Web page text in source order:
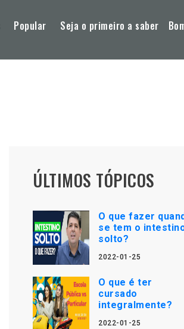
Popular Seja o primeiro a saber
ÚLTIMOS TÓPICOS
O que fazer
se tem o
solto?
2022-01-25
O que é ter
cursado
integralmente?
2022-01-25